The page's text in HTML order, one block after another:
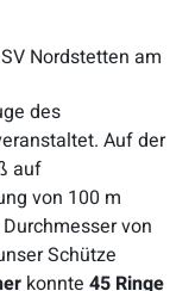
Nordstetten am
des
Auf der
auf
von 100 m
von
Schütze
konnte 45 Ringe